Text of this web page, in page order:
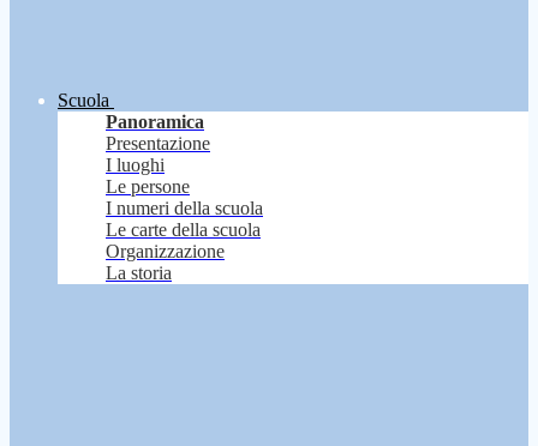
Scuola
Panoramica
Presentazione
I luoghi
Le persone
I numeri della scuola
Le carte della scuola
Organizzazione
La storia